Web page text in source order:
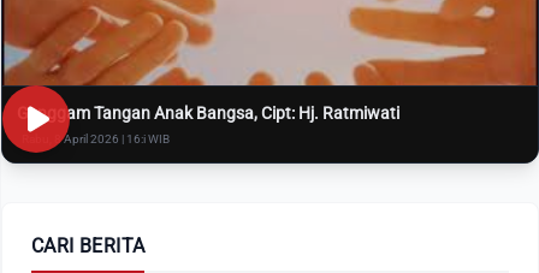
Genggam Tangan Anak Bangsa, Cipt: Hj. Ratmiwati
Rabu, 8 April 2026 | 16:i WIB
CARI BERITA